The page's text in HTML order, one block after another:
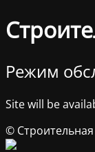
Режим
Site will be
©